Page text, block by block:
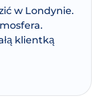
w Londynie.
klientką